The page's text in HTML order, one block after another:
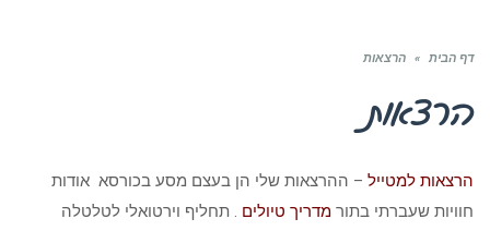
דף הבית » הרצאות
הרצאות
הרצאות למטייל – ההרצאות שלי הן בעצם מסע בכורסא אודות
חוויות שעברתי בתור מדריך טיולים . תחליף וירטואלי לטלטלה